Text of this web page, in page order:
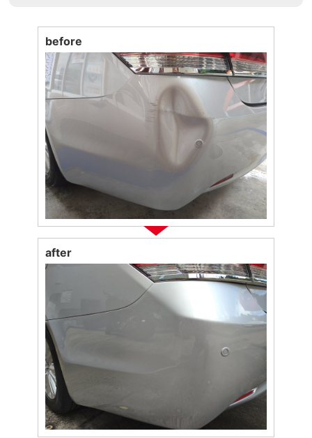
before
after